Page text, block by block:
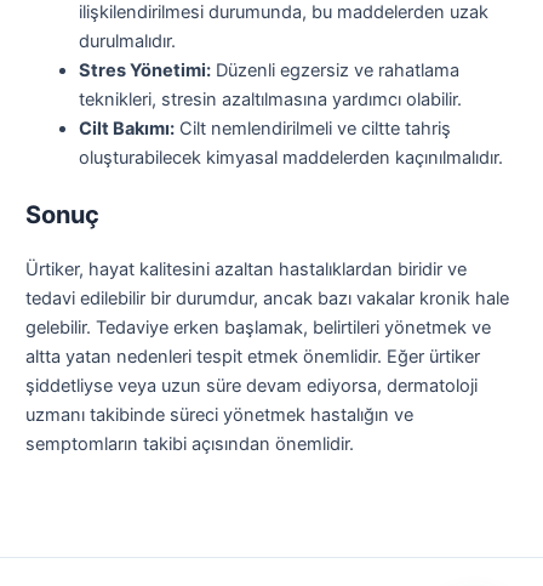
ilişkilendirilmesi durumunda, bu maddelerden uzak
durulmalıdır.
Stres Yönetimi:Düzenli egzersiz ve rahatlama
teknikleri, stresin azaltılmasına yardımcı olabilir.
Cilt Bakımı:Cilt nemlendirilmeli ve ciltte tahriş
oluşturabilecek kimyasal maddelerden kaçınılmalıdır.
Sonuç
Ürtiker, hayat kalitesini azaltan hastalıklardan biridir ve
tedavi edilebilir bir durumdur, ancak bazı vakalar kronik hale
gelebilir. Tedaviye erken başlamak, belirtileri yönetmek ve
altta yatan nedenleri tespit etmek önemlidir. Eğer ürtiker
şiddetliyse veya uzun süre devam ediyorsa, dermatoloji
uzmanı takibinde süreci yönetmek hastalığın ve
semptomların takibi açısından önemlidir.